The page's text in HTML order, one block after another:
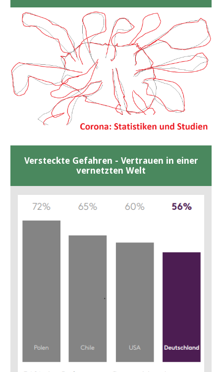
Versteckte Gefahren - Vertrauen in einer
vernetzten Welt